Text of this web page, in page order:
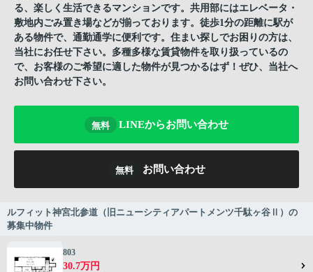
る、楽しく生活できるマンションです。共用部にはエレベータ・
敷地内ごみ置き場などが揃っております。徒歩1分の距離に駅が
ある物件で、通勤通学に便利です。住まい探しでお困りの方は、
当社にお任せ下さい。多種多様な賃貸物件を取り扱っているの
で、お客様のご希望に適した物件が見つかるはず！ぜひ、当社へ
お問い合わせ下さい。
無料 LINEからお問い合わせ
無料 お問い合わせ
ルフィット神宮北参道（旧ニューシティアパートメンツ千駄ヶ谷Ⅱ）の
募集中物件
803
30.7万円